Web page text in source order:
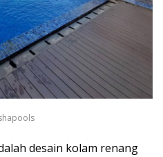
desain kolam renang